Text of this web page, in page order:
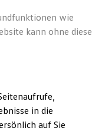
wie
kann ohne diese
in die
auf Sie